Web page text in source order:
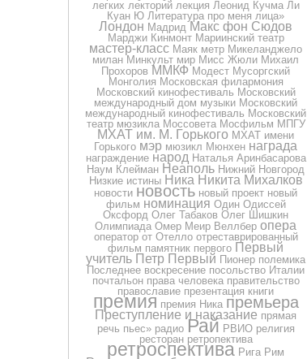
легких лекторий лекция Леонид Кучма Ли
Куан Ю Литература про меня лица»
Лондон Мадрид Макс фон Сюдов
Марджи Кинмонт Мариинский театр
мастер-класс Маяк метр Микеланджело
милан Минкульт мир Мисс Жюли Михаил
Прохоров ММКФ Модест Мусоргский
Монголия Московская филармония
Московский кинофестиваль Московский
международный дом музыки Московский
международный кинофестиваль Московский
театр мюзикла Моссовета Мосфильм МПГУ
МХАТ им. М. Горького МХАТ имени
Горького мэр мюзикл Мюнхен награда
награждение народ Наталья Аринбасарова
Наум Клейман Неаполь Нижний Новгород
Низкие истины Ника Никита Михалков
новости новость новый проект новый
фильм номинация Один Одиссей
Оксфорд Олег Табаков Олег Шишкин
Олимпиада Омер Меир Веллбер опера
оператор от Отелло отреставрированный
фильм памятник первого Первый
учитель Петр Первый Пионер полемика
Последнее воскресение посольство Италии
почтальон права человека правительство
православие презентация книги
премия премия Ника премьера
Преступление и наказание прямая
речь пьес» радио Рай РВИО религия
ресторан ретропектива
ретроспектива Рига Рим